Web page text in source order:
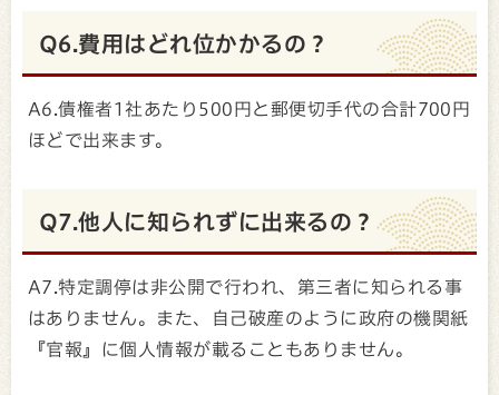
Q6.費用はどれ位かかるの？
A6.債権者1社あたり500円と郵便切手代の合計700円
ほどで出来ます。
Q7.他人に知られずに出来るの？
A7.特定調停は非公開で行われ、第三者に知られる事
はありません。また、自己破産のように政府の機関紙
『官報』に個人情報が載ることもありません。